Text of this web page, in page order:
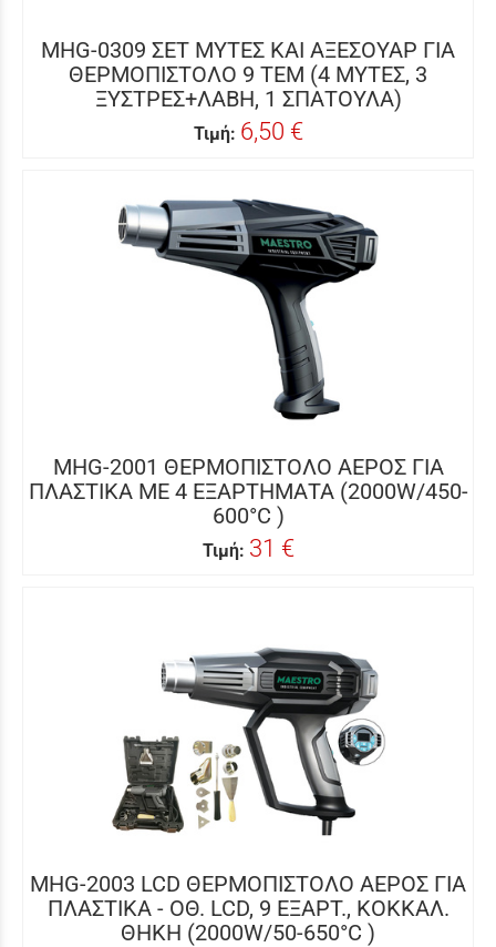
MHG-0309 ΣΕΤ ΜΥΤΕΣ ΚΑΙ ΑΞΕΣΟΥΑΡ ΓΙΑ
ΘΕΡΜΟΠΙΣΤΟΛΟ 9 ΤΕΜ (4 ΜΥΤΕΣ, 3
ΞΥΣΤΡΕΣ+ΛΑΒΗ, 1 ΣΠΑΤΟΥΛΑ)
Τιμή: 6,50 €
MHG-2001 ΘΕΡΜΟΠΙΣΤΟΛΟ ΑΕΡΟΣ ΓΙΑ
ΠΛΑΣΤΙΚΑ ΜΕ 4 ΕΞΑΡΤΗΜΑΤΑ (2000W/450-
600°C )
Τιμή: 31 €
MHG-2003 LCD ΘΕΡΜΟΠΙΣΤΟΛΟ ΑΕΡΟΣ ΓΙΑ
ΠΛΑΣΤΙΚΑ - ΟΘ. LCD, 9 ΕΞΑΡΤ., ΚΟΚΚΑΛ.
ΘΗΚΗ (2000W/50-650°C )